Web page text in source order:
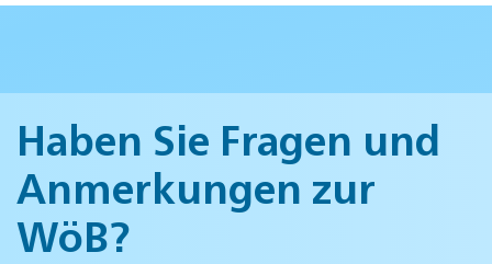
Haben Sie Fragen und
Anmerkungen zur
WöB?